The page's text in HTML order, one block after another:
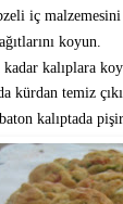
iç
koyun.
kadar kalıplara
kürdan temiz
kalıptada